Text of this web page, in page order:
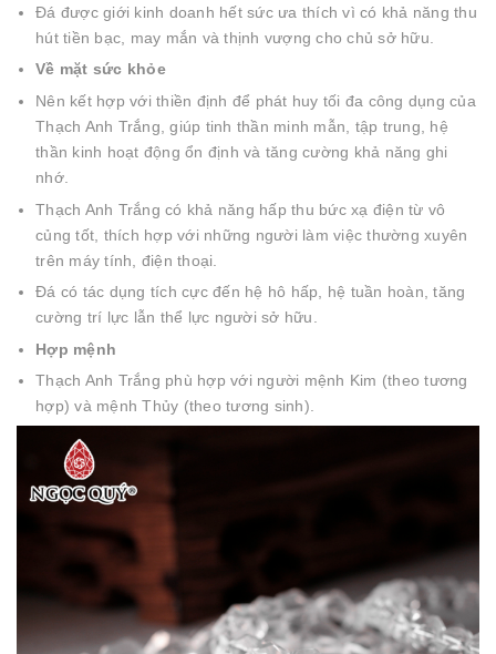
Đá được giới kinh doanh hết sức ưa thích vì có khả năng thu
hút tiền bạc, may mắn và thịnh vượng cho chủ sở hữu.
Về mặt sức khỏe
Nên kết hợp với thiền định để phát huy tối đa công dụng của
Thạch Anh Trắng, giúp tinh thần minh mẫn, tập trung, hệ
thần kinh hoạt động ổn định và tăng cường khả năng ghi
nhớ.
Thạch Anh Trắng có khả năng hấp thu bức xạ điện từ vô
củng tốt, thích hợp với những người làm việc thường xuyên
trên máy tính, điện thoại.
Đá có tác dụng tích cực đến hệ hô hấp, hệ tuần hoàn, tăng
cường trí lực lẫn thể lực người sở hữu.
Hợp mệnh
Thạch Anh Trắng phù hợp với người mệnh Kim (theo tương
hợp) và mệnh Thủy (theo tương sinh).